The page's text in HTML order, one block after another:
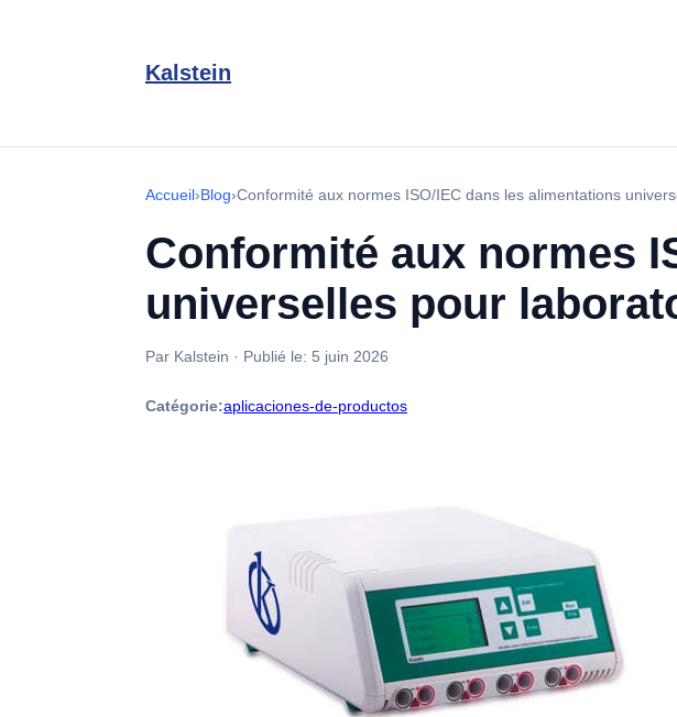
Kalstein
Accueil›Blog›Conformité aux normes ISO/IEC dans les alimentations
Conformité aux normes
universelles pour
Par Kalstein · Publié le: 5 juin 2026
Catégorie:aplicaciones-de-productos